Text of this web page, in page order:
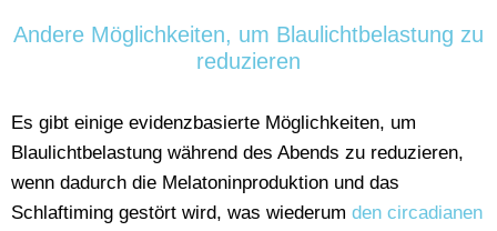
Andere Möglichkeiten, um Blaulichtbelastung zu
reduzieren
Es gibt einige evidenzbasierte Möglichkeiten, um
Blaulichtbelastung während des Abends zu reduzieren,
wenn dadurch die Melatoninproduktion und das
Schlaftiming gestört wird, was wiederum den circadianen